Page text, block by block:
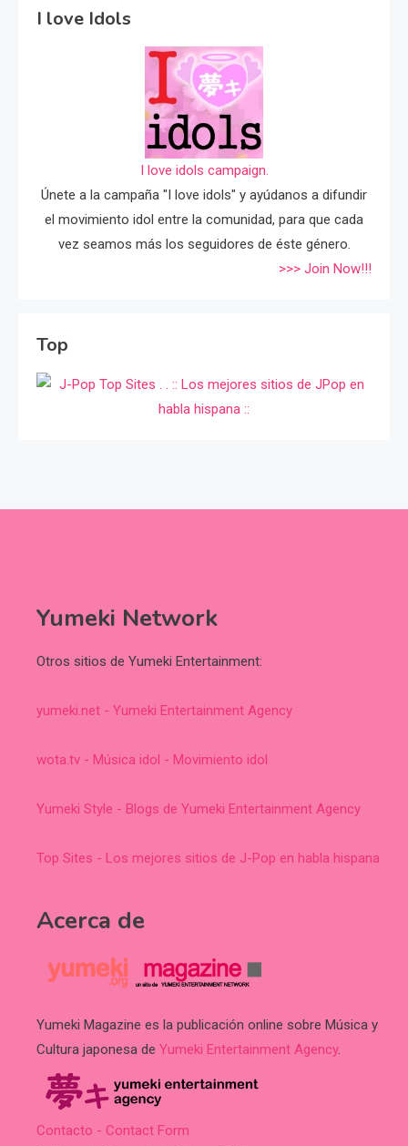
I love Idols
I love idols campaign.
Únete a la campaña "I love idols" y ayúdanos a difundir
el movimiento idol entre la comunidad, para que cada
vez seamos más los seguidores de éste género.
>>> Join Now!!!
Top
Yumeki Network
Otros sitios de Yumeki Entertainment:
yumeki.net - Yumeki Entertainment Agency
wota.tv - Música idol - Movimiento idol
Yumeki Style - Blogs de Yumeki Entertainment Agency
Top Sites - Los mejores sitios de J-Pop en habla hispana
Acerca de
Yumeki Magazine es la publicación online sobre Música y
Cultura japonesa de Yumeki Entertainment Agency.
Contacto - Contact Form